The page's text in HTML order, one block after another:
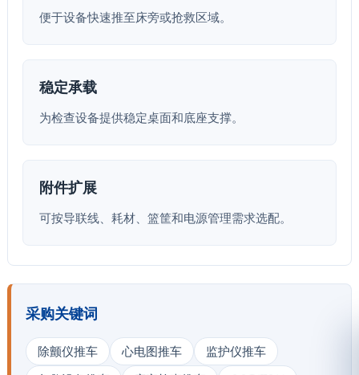
便于设备快速推至床旁或抢救区域。
稳定承载
为检查设备提供稳定桌面和底座支撑。
附件扩展
可按导联线、耗材、篮筐和电源管理需求选配。
采购关键词
除颤仪推车 心电图推车
监护仪推车